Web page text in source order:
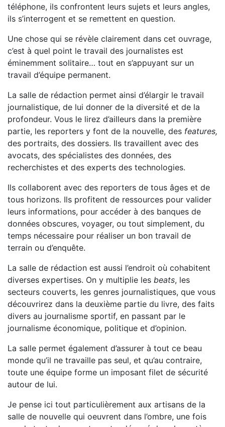
téléphone, ils confrontent leurs sujets et leurs angles,
ils s’interrogent et se remettent en question.
Une chose qui se révèle clairement dans cet ouvrage,
c’est à quel point le travail des journalistes est
éminemment solitaire… tout en s’appuyant sur un
travail d’équipe permanent.
La salle de rédaction permet ainsi d’élargir le travail
journalistique, de lui donner de la diversité et de la
profondeur. Vous le lirez d’ailleurs dans la première
partie, les reporters y font de la nouvelle, des features,
des portraits, des dossiers. Ils travaillent avec des
avocats, des spécialistes des données, des
recherchistes et des experts des technologies.
Ils collaborent avec des reporters de tous âges et de
tous horizons. Ils profitent de ressources pour valider
leurs informations, pour accéder à des banques de
données obscures, voyager, ou tout simplement, du
temps nécessaire pour réaliser un bon travail de
terrain ou d’enquête.
La salle de rédaction est aussi l’endroit où cohabitent
diverses expertises. On y multiplie les beats, les
secteurs couverts, les genres journalistiques, que vous
découvrirez dans la deuxième partie du livre, des faits
divers au journalisme sportif, en passant par le
journalisme économique, politique et d’opinion.
La salle permet également d’assurer à tout ce beau
monde qu’il ne travaille pas seul, et qu’au contraire,
toute une équipe forme un imposant filet de sécurité
autour de lui.
Je pense ici tout particulièrement aux artisans de la
salle de nouvelle qui oeuvrent dans l’ombre, une fois